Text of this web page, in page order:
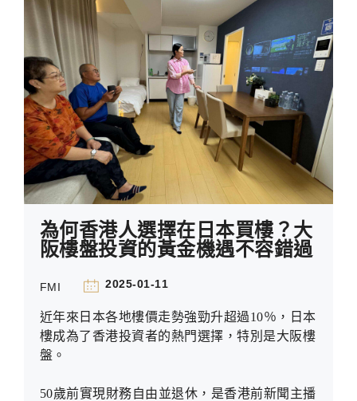
為何香港人選擇在日本買樓？大
阪樓盤投資的黃金機遇不容錯過
FMI 2025-01-11
近年來 日本各地樓價走勢強勁升超過10％ ，日本
樓成為了香港投資者的熱門選擇，特別是大阪樓
盤。
50歲前實現財務自由並退休，是香港前新聞主播